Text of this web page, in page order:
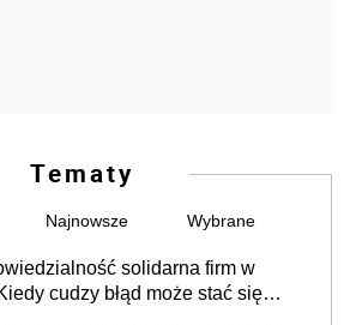
Tematy
Najnowsze Wybrane
solidarna firm w
cudzy błąd może stać się